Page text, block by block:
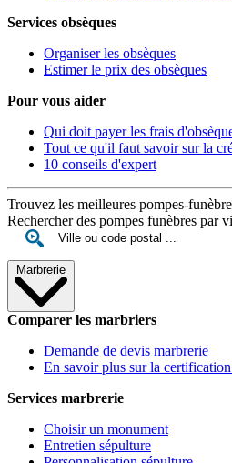
Services obsèques
Organiser les obsèques
Estimer le prix des obsèques
Pour vous aider
Qui doit payer les frais
Tout ce qu'il faut savoir sur la
10 conseils d'expert
Trouvez les meilleures pompes-
Rechercher des pompes funèbres par
Marbrerie
Comparer les marbriers
Demande de devis marbrerie
En savoir plus sur la
Services marbrerie
Choisir un monument
Entretien sépulture